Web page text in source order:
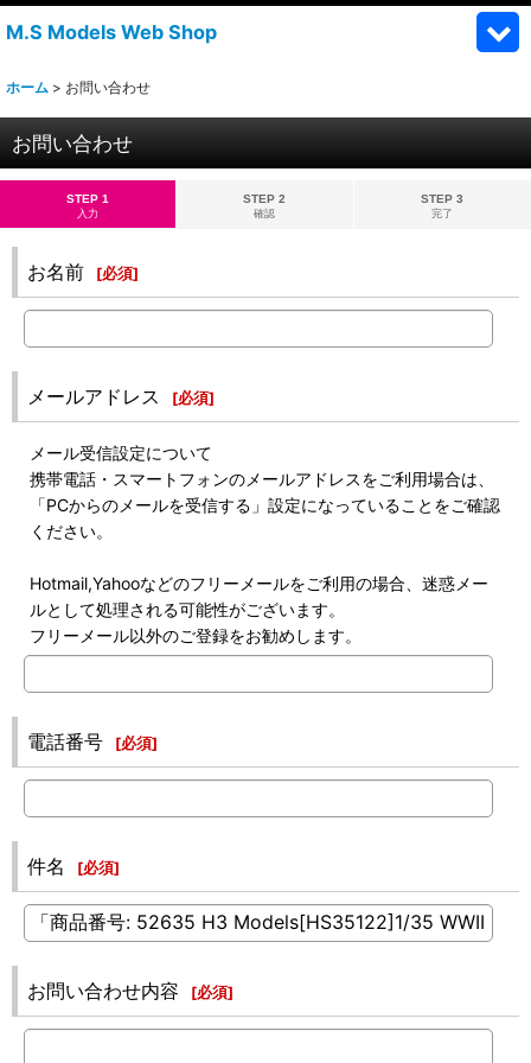
M.S Models Web Shop
ホーム > お問い合わせ
お問い合わせ
STEP 1
入力
STEP 2
確認
STEP 3
完了
お名前 [必須]
メールアドレス [必須]
メール受信設定について
携帯電話・スマートフォンのメールアドレスをご利用場合は、
「PCからのメールを受信する」設定になっていることをご確認
ください。
Hotmail,Yahooなどのフリーメールをご利用の場合、迷惑メー
ルとして処理される可能性がございます。
フリーメール以外のご登録をお勧めします。
電話番号 [必須]
件名 [必須]
お問い合わせ内容 [必須]